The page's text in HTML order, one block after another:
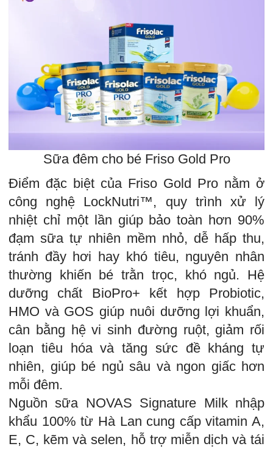
Sữa đêm cho bé Friso Gold Pro
Điểm đặc biệt của Friso Gold Pro nằm ở
công nghệ LockNutri™, quy trình xử lý
nhiệt chỉ một lần giúp bảo toàn hơn 90%
đạm sữa tự nhiên mềm nhỏ, dễ hấp thu,
tránh đầy hơi hay khó tiêu, nguyên nhân
thường khiến bé trằn trọc, khó ngủ. Hệ
dưỡng chất BioPro+ kết hợp Probiotic,
HMO và GOS giúp nuôi dưỡng lợi khuẩn,
cân bằng hệ vi sinh đường ruột, giảm rối
loạn tiêu hóa và tăng sức đề kháng tự
nhiên, giúp bé ngủ sâu và ngon giấc hơn
mỗi đêm.
Nguồn sữa NOVAS Signature Milk nhập
khẩu 100% từ Hà Lan cung cấp vitamin A,
E, C, kẽm và selen, hỗ trợ miễn dịch và tái